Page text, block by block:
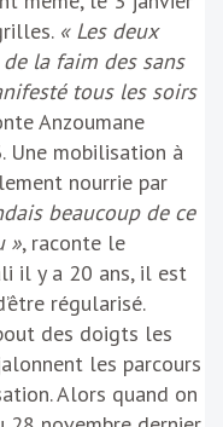
« Les deux
la faim des sans
tous les soirs
Anzoumane
Une mobilisation à
nourrie par
beaucoup de ce
», raconte le
il y a 20 ans, il est
régularisé.
des doigts les
les parcours
Alors quand on